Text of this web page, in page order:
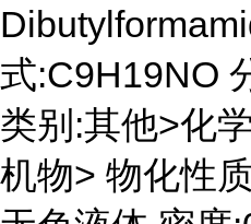
式:C9H19NO
类别:其他>化
机物> 物化性